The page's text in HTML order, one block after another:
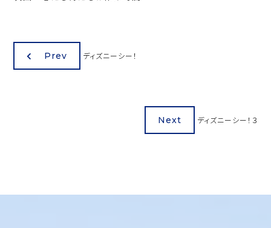
Prev ディズニーシー！
Next ディズニーシー！３